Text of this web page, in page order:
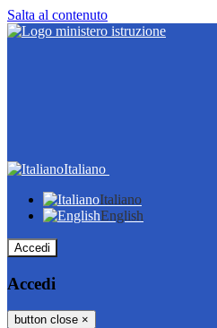
Salta al contenuto
Italiano
Italiano
English
Accedi
Accedi
button close ×